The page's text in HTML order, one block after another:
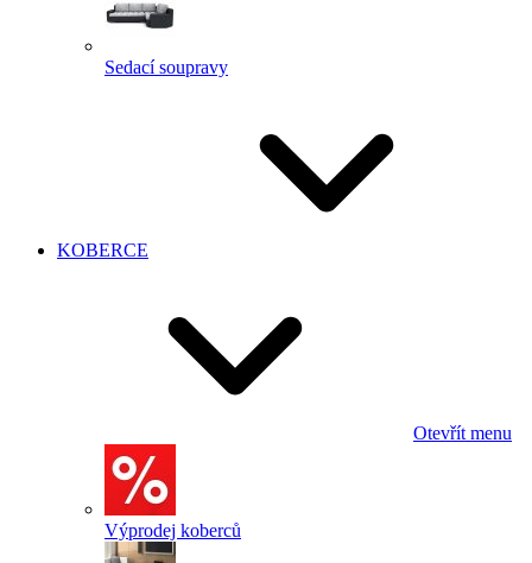
Sedací soupravy
KOBERCE
Otevřít menu
Výprodej koberců